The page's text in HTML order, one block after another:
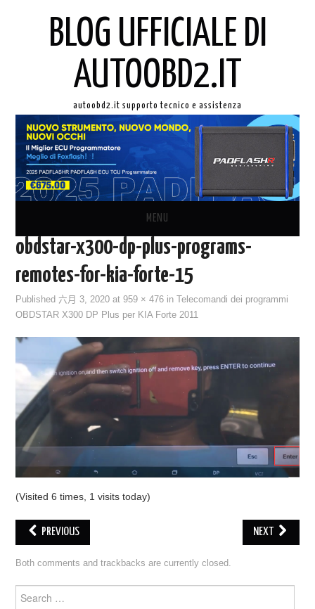
BLOG UFFICIALE DI
AUTOOBD2.IT
autoobd2.it supporto tecnico e assistenza
MENU
ORIGINALE LAUNCH X431
KEY CUTTING MACHINE
ORIGINALE OBDSTAR
ALIENTECH KESS V3
XHORSE VVDI
obdstar-x300-dp-plus-programs-
remotes-for-kia-forte-15
Published六月 3, 2020 at959 × 476 in
Telecomandi dei programmi
OBDSTAR X300 DP Plus per KIA Forte 2011
(Visited 6 times, 1 visits today)
PREVIOUS NEXT
Both comments and trackbacks are currently closed.
Search for: